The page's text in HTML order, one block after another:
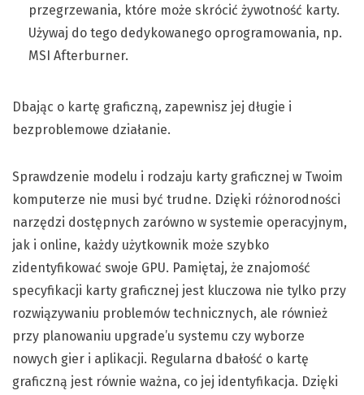
przegrzewania, które może skrócić żywotność karty.
Używaj do tego dedykowanego oprogramowania, np.
MSI Afterburner.
Dbając o kartę graficzną, zapewnisz jej długie i
bezproblemowe działanie.
Sprawdzenie modelu i rodzaju karty graficznej w Twoim
komputerze nie musi być trudne. Dzięki różnorodności
narzędzi dostępnych zarówno w systemie operacyjnym,
jak i online, każdy użytkownik może szybko
zidentyfikować swoje GPU. Pamiętaj, że znajomość
specyfikacji karty graficznej jest kluczowa nie tylko przy
rozwiązywaniu problemów technicznych, ale również
przy planowaniu upgrade’u systemu czy wyborze
nowych gier i aplikacji. Regularna dbałość o kartę
graficzną jest równie ważna, co jej identyfikacja. Dzięki